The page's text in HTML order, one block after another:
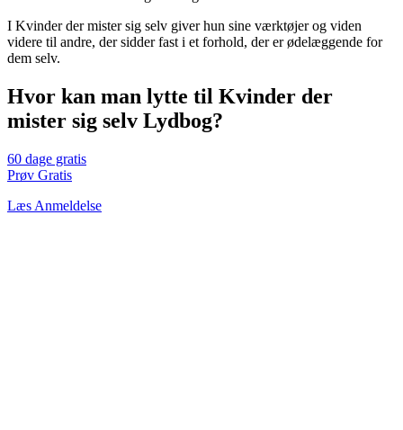
I Kvinder der mister sig selv giver hun sine værktøjer og viden
videre til andre, der sidder fast i et forhold, der er ødelæggende for
dem selv.
Hvor kan man lytte til Kvinder der
mister sig selv Lydbog?
60 dage gratis
Prøv Gratis
Læs Anmeldelse